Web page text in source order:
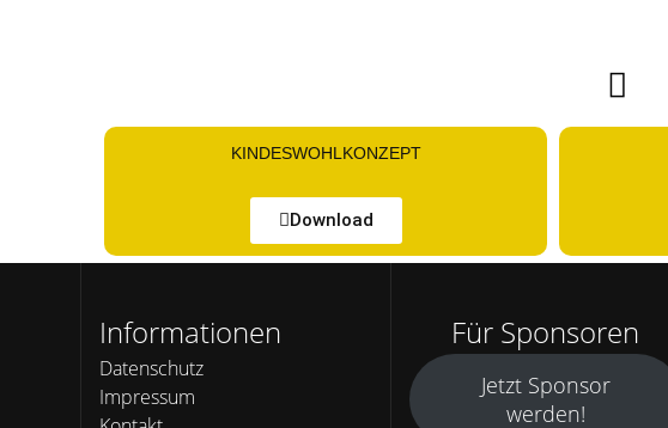
KINDESWOHLKONZEPT
Download
Informationen
Datenschutz
Impressum
Für Sponsoren
Jetzt Sponsor
werden!